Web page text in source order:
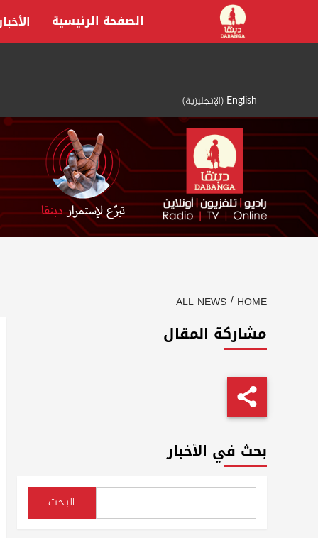
content
English
(الإنجليزية)
الصفحة الرئيسية
HOME
ALL NEWS
مشاركة المقال
بحث في الأخبار
البحث